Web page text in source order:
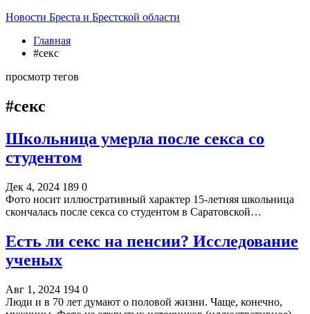
Новости Бреста и Брестской области
Главная
#секс
просмотр тегов
#секс
Школьница умерла после секса со
студентом
Дек 4, 2024 189 0
Фото носит иллюстративный характер 15-летняя школьница
скончалась после секса со студентом в Саратовской…
Есть ли секс на пенсии? Исследование
ученых
Авг 1, 2024 194 0
Люди и в 70 лет думают о половой жизни. Чаще, конечно,